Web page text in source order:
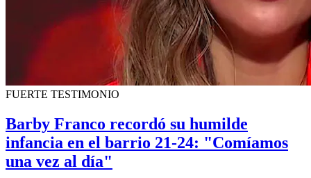
FUERTE TESTIMONIO
Barby Franco recordó su humilde
infancia en el barrio 21-24: "Comíamos
una vez al día"